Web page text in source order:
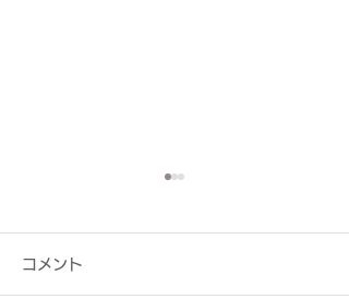
コメント